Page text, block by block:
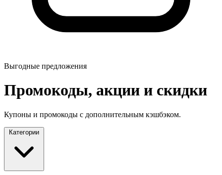
Выгодные предложения
Промокоды, акции и скидки
Купоны и промокоды с дополнительным кэшбэком.
Категории